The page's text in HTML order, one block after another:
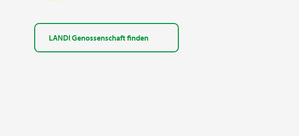
LANDI Genossenschaft finden